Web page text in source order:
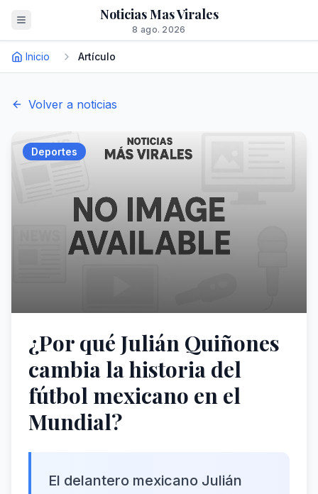
Noticias Mas Virales
8 ago. 2026
Inicio Artículo
Volver a noticias
Deportes
¿Por qué Julián Quiñones
cambia la historia del
fútbol mexicano en el
Mundial?
El delantero mexicano Julián